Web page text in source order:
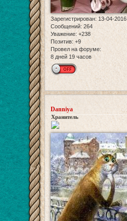
Зарегистрирован: 13-04-2016
Сообщений: 264
Уважение: +238
Позитив: +9
Провел на форуме:
8 дней 19 часов
Danniya
Хранитель